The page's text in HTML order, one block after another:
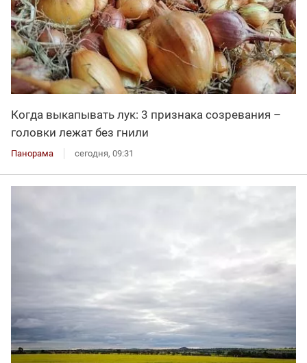
Когда выкапывать лук: 3 признака созревания –
головки лежат без гнили
Панорама сегодня, 09:31